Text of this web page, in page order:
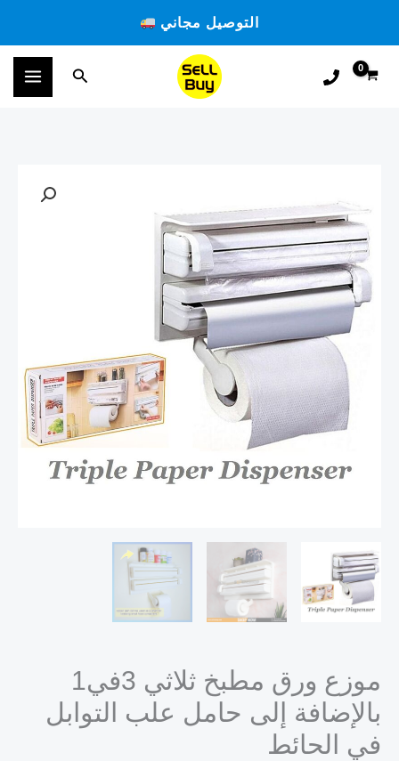
المحتوى
التوصيل مجاني
البحث
موزع ورق مطبخ ثلاثي 3في1
بالإضافة إلى حامل علب التوابل
في الحائط